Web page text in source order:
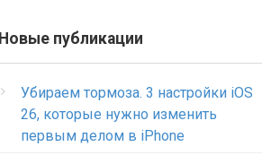
Новые публикации
Убираем тормоза. 3 настройки iOS
26, которые нужно изменить
первым делом в iPhone